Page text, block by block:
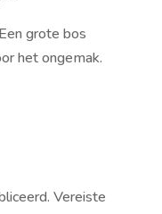
grote bos
het ongemak.
Vereiste